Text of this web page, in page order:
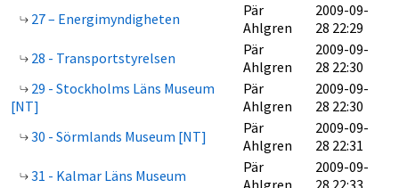
27 – Energimyndigheten
Pär
Ahlgren
2009-09-
28 22:29
28 - Transportstyrelsen
Pär
Ahlgren
2009-09-
28 22:30
29 - Stockholms Läns Museum
[NT]
Pär
Ahlgren
2009-09-
28 22:30
30 - Sörmlands Museum [NT]
Pär
Ahlgren
2009-09-
28 22:31
31 - Kalmar Läns Museum
Pär
Ahlgren
2009-09-
28 22:33